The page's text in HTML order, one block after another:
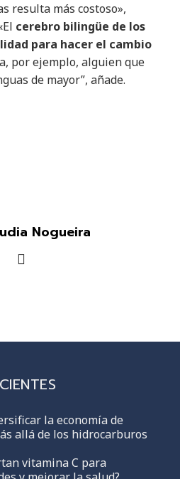
resulta más costoso»,
cerebro bilingüe de los
para hacer el cambio
por ejemplo, alguien que
de mayor”, añade.
Nogueira
la economía de
allá de los hidrocarburos
vitamina C para